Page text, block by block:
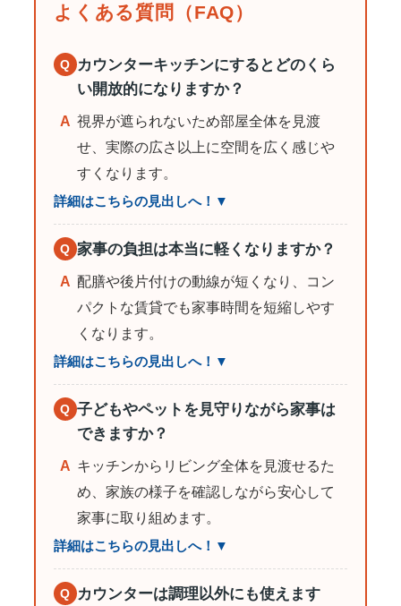
よくある質問（FAQ）
Q カウンターキッチンにするとどのくら
い開放的になりますか？
A 視界が遮られないため部屋全体を見渡
せ、実際の広さ以上に空間を広く感じや
すくなります。
詳細はこちらの見出しへ！▼
Q 家事の負担は本当に軽くなりますか？
A 配膳や後片付けの動線が短くなり、コン
パクトな賃貸でも家事時間を短縮しやす
くなります。
詳細はこちらの見出しへ！▼
Q 子どもやペットを見守りながら家事は
できますか？
A キッチンからリビング全体を見渡せるた
め、家族の様子を確認しながら安心して
家事に取り組めます。
詳細はこちらの見出しへ！▼
Q カウンターは調理以外にも使えます